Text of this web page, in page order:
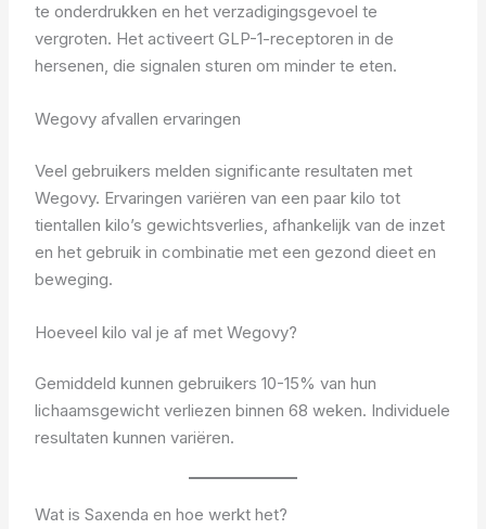
te onderdrukken en het verzadigingsgevoel te
vergroten. Het activeert GLP-1-receptoren in de
hersenen, die signalen sturen om minder te eten.
Wegovy afvallen ervaringen
Veel gebruikers melden significante resultaten met
Wegovy. Ervaringen variëren van een paar kilo tot
tientallen kilo’s gewichtsverlies, afhankelijk van de inzet
en het gebruik in combinatie met een gezond dieet en
beweging.
Hoeveel kilo val je af met Wegovy?
Gemiddeld kunnen gebruikers 10-15% van hun
lichaamsgewicht verliezen binnen 68 weken. Individuele
resultaten kunnen variëren.
Wat is Saxenda en hoe werkt het?